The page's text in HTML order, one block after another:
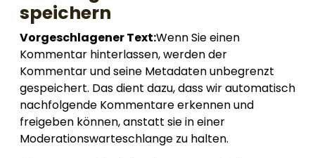
speichern
Vorgeschlagener Text:Wenn Sie einen
Kommentar hinterlassen, werden der
Kommentar und seine Metadaten unbegrenzt
gespeichert. Das dient dazu, dass wir automatisch
nachfolgende Kommentare erkennen und
freigeben können, anstatt sie in einer
Moderationswarteschlange zu halten.